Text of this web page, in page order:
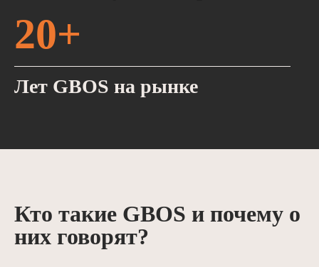
20+
Лет GBOS на рынке
Кто такие GBOS и почему о
них говорят?